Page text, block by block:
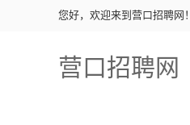
您好，欢迎来到营口招聘网！
营口招聘网